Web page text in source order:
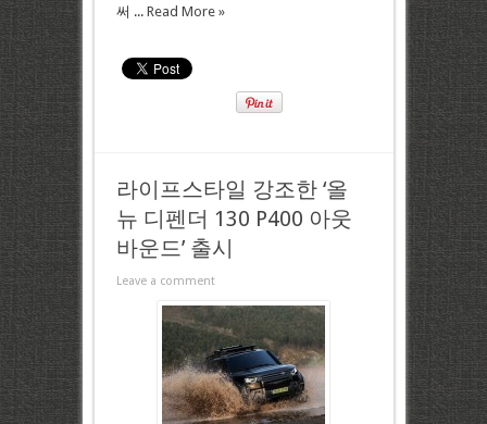
써 ... Read More »
라이프스타일 강조한 ‘올
뉴 디펜더 130 P400 아웃
바운드’ 출시
Leave a comment